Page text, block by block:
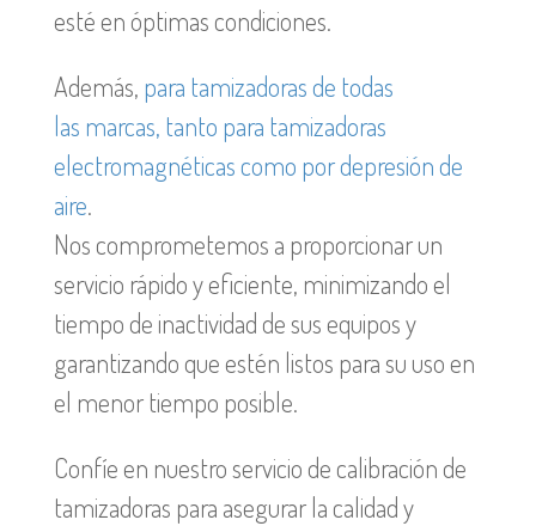
esté en óptimas condiciones.
Además, para tamizadoras de todas
las marcas, tanto para tamizadoras
electromagnéticascomo por depresión de
aire.
Nos comprometemos a proporcionar un
servicio rápido y eficiente, minimizando el
tiempo de inactividad de sus equipos y
garantizando que estén listos para su uso en
el menor tiempo posible.
Confíe en nuestro servicio de calibración de
tamizadoras para asegurar la calidad y